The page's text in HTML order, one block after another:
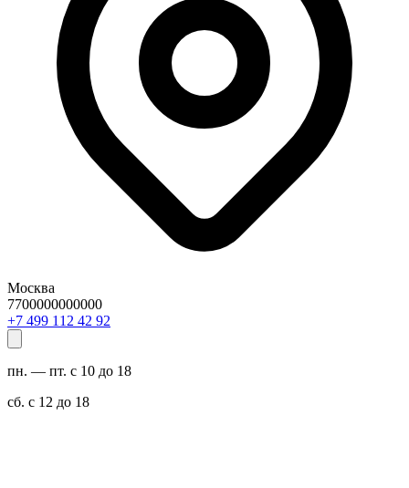
Москва
7700000000000
29 24 211 994 7+
пн. — пт. с 10 до 18
сб. с 12 до 18